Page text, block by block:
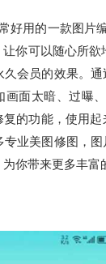
好用的一款图片
你可以随心所欲
久会员的效果。通
画面太暗、过曝
的功能，使用
专业美图修图，
你带来更多丰富